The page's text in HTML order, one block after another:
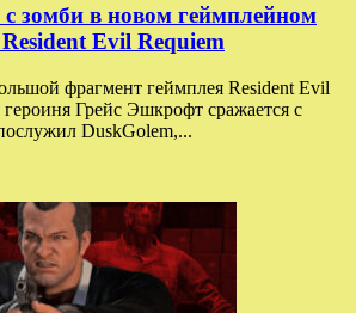
с зомби в новом геймплейном
Evil Requiem
фрагмент геймплея Resident Evil
героиня Грейс Эшкрофт сражается с
DuskGolem,...